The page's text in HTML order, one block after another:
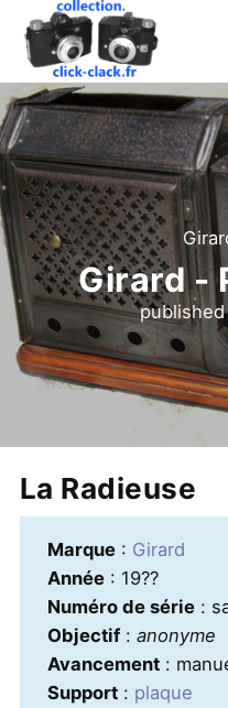
Girard -
La Radieuse
Marque: Girard
Année: 19??
Numéro de série:
Objectif: anonyme
Avancement:
Support: plaque